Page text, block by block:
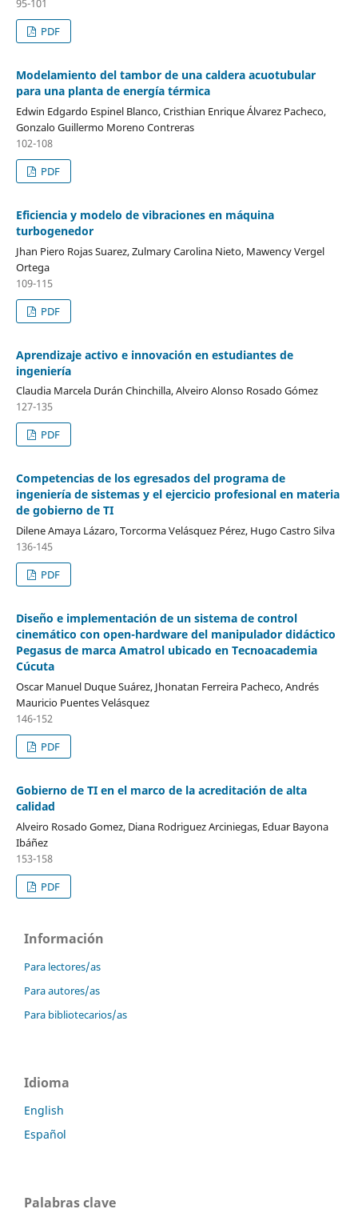
PDF
Modelamiento del tambor de una caldera acuotubular
para una planta de energía térmica
Edwin Edgardo Espinel Blanco, Cristhian Enrique Álvarez Pacheco,
Gonzalo Guillermo Moreno Contreras
102-108
PDF
Eficiencia y modelo de vibraciones en máquina
turbogenedor
Jhan Piero Rojas Suarez, Zulmary Carolina Nieto, Mawency Vergel
Ortega
109-115
PDF
Aprendizaje activo e innovación en estudiantes de
ingeniería
Claudia Marcela Durán Chinchilla, Alveiro Alonso Rosado Gómez
127-135
PDF
Competencias de los egresados del programa de
ingeniería de sistemas y el ejercicio profesional en materia
de gobierno de TI
Dilene Amaya Lázaro, Torcorma Velásquez Pérez, Hugo Castro Silva
136-145
PDF
Diseño e implementación de un sistema de control
cinemático con open-hardware del manipulador didáctico
Pegasus de marca Amatrol ubicado en Tecnoacademia
Cúcuta
Oscar Manuel Duque Suárez, Jhonatan Ferreira Pacheco, Andrés
Mauricio Puentes Velásquez
146-152
PDF
Gobierno de TI en el marco de la acreditación de alta
calidad
Alveiro Rosado Gomez, Diana Rodriguez Arciniegas, Eduar Bayona
Ibáñez
153-158
PDF
Información
Para lectores/as
Para autores/as
Para bibliotecarios/as
Idioma
English
Español
Palabras clave